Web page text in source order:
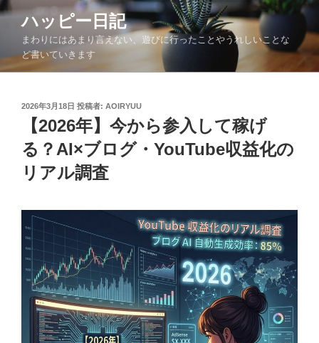
コ
ン
ツ
ハッピー日記
まわりにはあまり言えない、遊びに行ったことやうれしいことな
ど書いていきます
投
2026年3月18日 投稿者: AOIRYUU
【2026年】今から参入して稼げ
る？AI×ブログ・YouTube収益化の
リアル調査